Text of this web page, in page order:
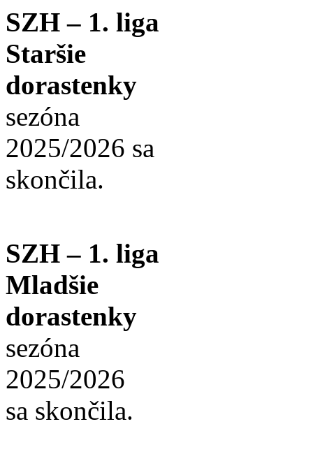
SZH – 1. liga
Staršie
dorastenky
sezóna
2025/2026 sa
skončila.
SZH – 1. liga
Mladšie
dorastenky
sezóna
2025/2026
sa skončila.